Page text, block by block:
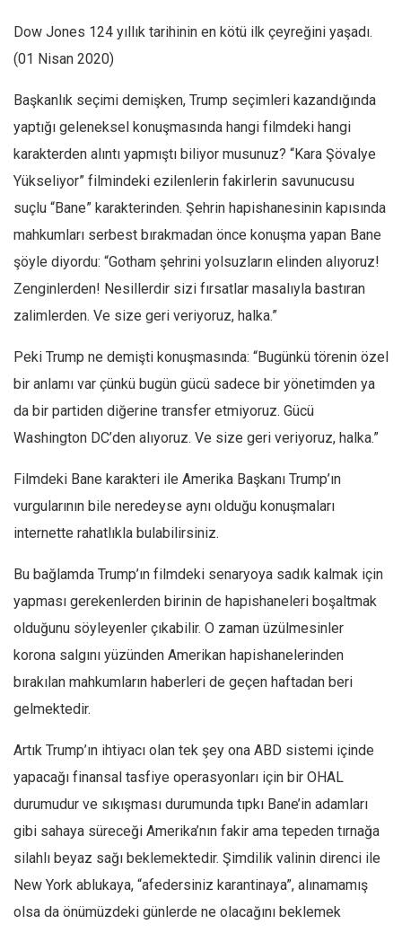
Dow Jones 124 yıllık tarihinin en kötü ilk çeyreğini yaşadı.
(01 Nisan 2020)
Başkanlık seçimi demişken, Trump seçimleri kazandığında
yaptığı geleneksel konuşmasında hangi filmdeki hangi
karakterden alıntı yapmıştı biliyor musunuz? “Kara Şövalye
Yükseliyor” filmindeki ezilenlerin fakirlerin savunucusu
suçlu “Bane” karakterinden. Şehrin hapishanesinin kapısında
mahkumları serbest bırakmadan önce konuşma yapan Bane
şöyle diyordu: “Gotham şehrini yolsuzların elinden alıyoruz!
Zenginlerden! Nesillerdir sizi fırsatlar masalıyla bastıran
zalimlerden. Ve size geri veriyoruz, halka.”
Peki Trump ne demişti konuşmasında: “Bugünkü törenin özel
bir anlamı var çünkü bugün gücü sadece bir yönetimden ya
da bir partiden diğerine transfer etmiyoruz. Gücü
Washington DC’den alıyoruz. Ve size geri veriyoruz, halka.”
Filmdeki Bane karakteri ile Amerika Başkanı Trump’ın
vurgularının bile neredeyse aynı olduğu konuşmaları
internette rahatlıkla bulabilirsiniz.
Bu bağlamda Trump’ın filmdeki senaryoya sadık kalmak için
yapması gerekenlerden birinin de hapishaneleri boşaltmak
olduğunu söyleyenler çıkabilir. O zaman üzülmesinler
korona salgını yüzünden Amerikan hapishanelerinden
bırakılan mahkumların haberleri de geçen haftadan beri
gelmektedir.
Artık Trump’ın ihtiyacı olan tek şey ona ABD sistemi içinde
yapacağı finansal tasfiye operasyonları için bir OHAL
durumudur ve sıkışması durumunda tıpkı Bane’in adamları
gibi sahaya süreceği Amerika’nın fakir ama tepeden tırnağa
silahlı beyaz sağı beklemektedir. Şimdilik valinin direnci ile
New York ablukaya, “afedersiniz karantinaya”, alınamamış
olsa da önümüzdeki günlerde ne olacağını beklemek